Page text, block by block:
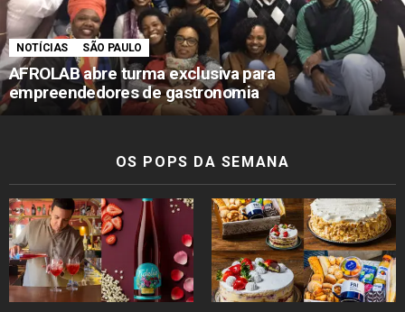
NOTÍCIAS SÃO PAULO
AFROLAB abre turma exclusiva para
empreendedores de gastronomia
OS POPS DA SEMANA